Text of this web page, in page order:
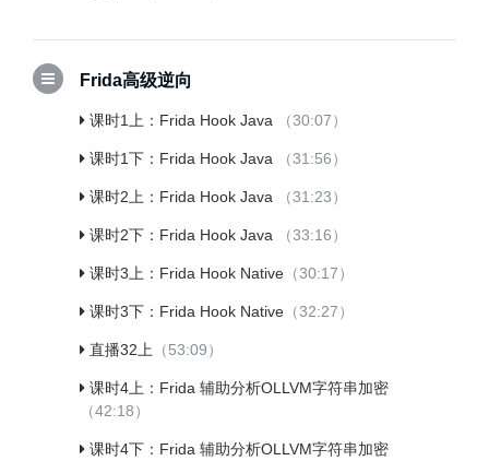
Frida高级逆向
课时1上：Frida Hook Java （30:07）
课时1下：Frida Hook Java （31:56）
课时2上：Frida Hook Java （31:23）
课时2下：Frida Hook Java （33:16）
课时3上：Frida Hook Native （30:17）
课时3下：Frida Hook Native （32:27）
直播32上 （53:09）
课时4上：Frida 辅助分析OLLVM字符串加密
（42:18）
课时4下：Frida 辅助分析OLLVM字符串加密